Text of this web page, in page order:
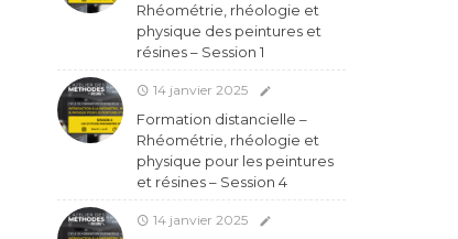
Rhéométrie, rhéologie et
physique des peintures et
résines – Session 1
14 janvier 2025
Formation distancielle –
Rhéométrie, rhéologie et
physique pour les peintures
et résines – Session 4
14 janvier 2025